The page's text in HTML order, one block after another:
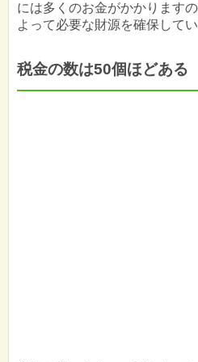
には多くのお金がかかります
よって必要な財源を確保してい
税金の数は50個ほどある